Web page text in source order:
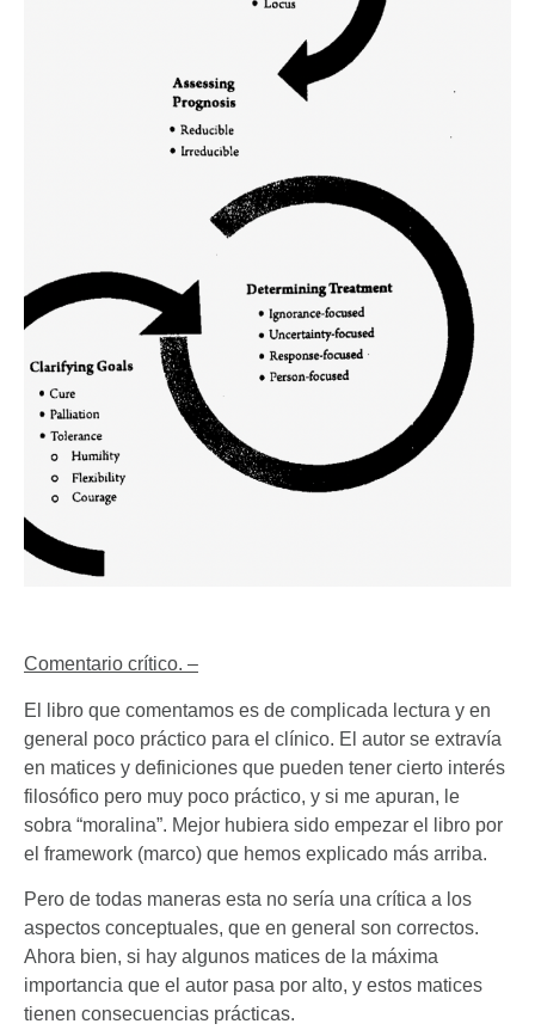
Comentario crítico. –
El libro que comentamos es de complicada lectura y en
general poco práctico para el clínico. El autor se extravía
en matices y definiciones que pueden tener cierto interés
filosófico pero muy poco práctico, y si me apuran, le
sobra “moralina”. Mejor hubiera sido empezar el libro por
el framework (marco) que hemos explicado más arriba.
Pero de todas maneras esta no sería una crítica a los
aspectos conceptuales, que en general son correctos.
Ahora bien, si hay algunos matices de la máxima
importancia que el autor pasa por alto, y estos matices
tienen consecuencias prácticas.